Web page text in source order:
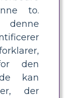
to.
den
kan
der